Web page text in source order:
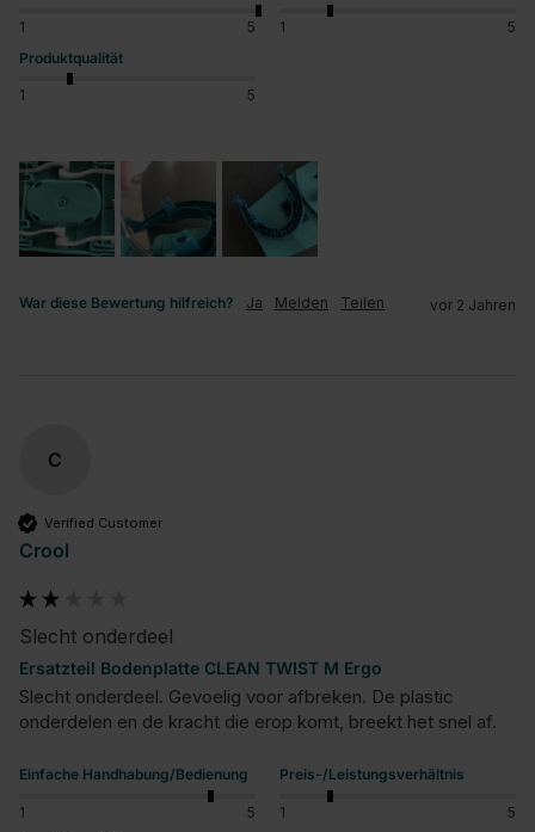
1 5 1
5
Produktqualität
1 5
War diese Bewertung hilfreich? Ja Melden Teilen vor 2 Jahren
C
Verified Customer
Crool
Slecht onderdeel
Ersatzteil Bodenplatte CLEAN TWIST M Ergo
Slecht onderdeel. Gevoelig voor afbreken. De plastic
onderdelen en de kracht die erop komt, breekt het snel af.
Einfache Handhabung/Bedienung
1 5
Preis-/Leistungsverhältnis
1
5